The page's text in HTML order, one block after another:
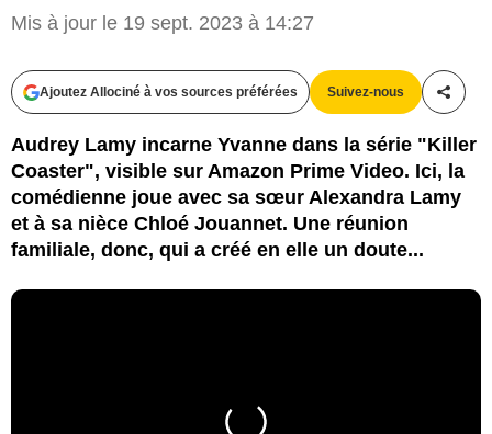
Mis à jour le 19 sept. 2023 à 14:27
Ajoutez Allociné à vos sources préférées Suivez-nous
Audrey Lamy incarne Yvanne dans la série "Killer
Coaster", visible sur Amazon Prime Video. Ici, la
comédienne joue avec sa sœur Alexandra Lamy
et à sa nièce Chloé Jouannet. Une réunion
familiale, donc, qui a créé en elle un doute...